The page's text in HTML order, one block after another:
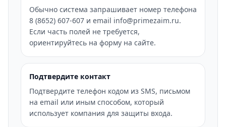
Обычно система запрашивает номер телефона
8 (8652) 607-607 и email info@primezaim.ru.
Если часть полей не требуется,
ориентируйтесь на форму на сайте.
Подтвердите контакт
Подтвердите телефон кодом из SMS, письмом
на email или иным способом, который
использует компания для защиты входа.